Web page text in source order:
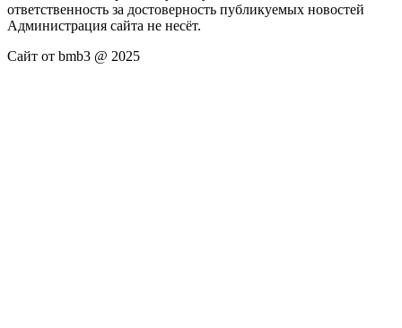
ответственность за достоверность публикуемых новостей
Администрация сайта не несёт.
Сайт от bmb3 @ 2025